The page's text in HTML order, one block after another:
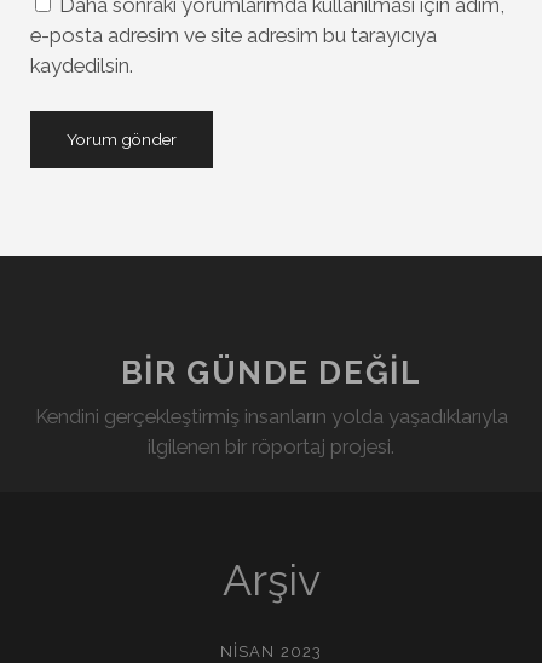
e-posta adresim ve site adresim bu tarayıcıya
kaydedilsin.
BIR GÜNDE DEĞIL
Kendini gerçekleştirmiş insanların yolda yaşadıklarıyla
ilgilenen bir röportaj projesi.
Arşiv
NISAN 2023